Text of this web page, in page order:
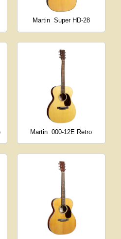
Martin Super HD-28
Martin 000-12E Retro